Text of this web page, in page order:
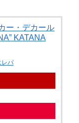
ー・デカール
KATANA
レバ